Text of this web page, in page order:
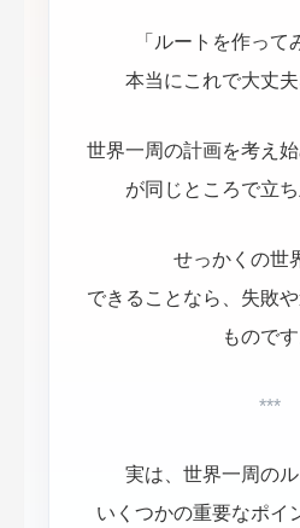
「ルートを作って
本当にこれで大丈夫
世界一周の計画を考え
が同じところで立ち
せっかくの世
できることなら、失敗
ものです
***
実は、世界一周の
いくつかの重要なポイ